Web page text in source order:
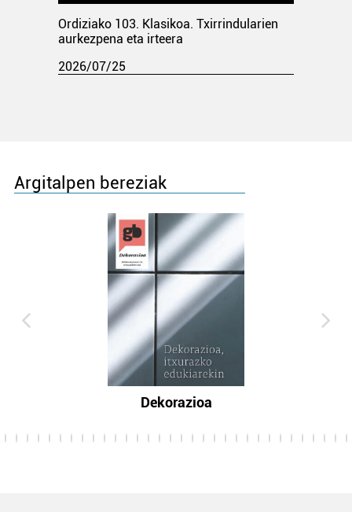
Ordiziako 103. Klasikoa. Txirrindularien
aurkezpena eta irteera
2026/07/25
Argitalpen bereziak
Dekorazioa